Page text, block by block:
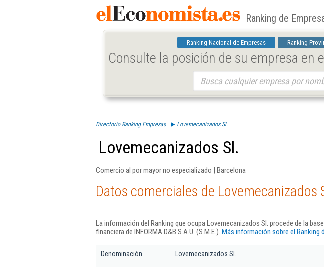
Ranking de
Ranking Nacional de Empresas Ranking
Consulte la posición de su empresa en
Directorio Ranking Empresas Lovemecanizados Sl.
Lovemecanizados Sl.
Comercio al por mayor no especializado | Barcelona
Datos comerciales de Lovemecanizados
La información del Ranking que ocupa Lovemecanizados Sl. procede de la
financiera de INFORMA D&B S.A.U. (S.M.E.). Más información sobre el Ranking
Denominación Lovemecanizados Sl.